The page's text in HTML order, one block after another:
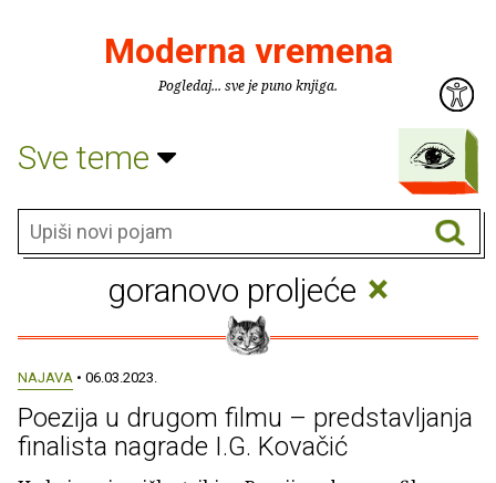
Moderna vremena
Pogledaj... sve je puno knjiga.
Sve teme
goranovo proljeće ×
NAJAVA • 06.03.2023.
Poezija u drugom filmu – predstavljanja
finalista nagrade I.G. Kovačić